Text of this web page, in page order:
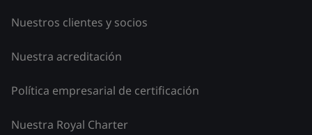
Nuestros clientes y socios
Nuestra acreditación
Política empresarial de certificación
Nuestra Royal Charter